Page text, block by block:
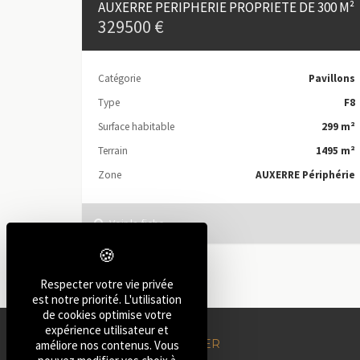
AUXERRE PERIPHERIE PROPRIETE DE 300 M²
329500 €
Catégorie
Pavillons
Type
F8
Surface habitable
299 m²
Terrain
1495 m²
Zone
AUXERRE Périphérie
Voir la fiche
AUXERRE IMMOBILIER
Respecter votre vie privée
est notre priorité. L'utilisation
de cookies optimise votre
expérience utilisateur et
améliore nos contenus. Vous